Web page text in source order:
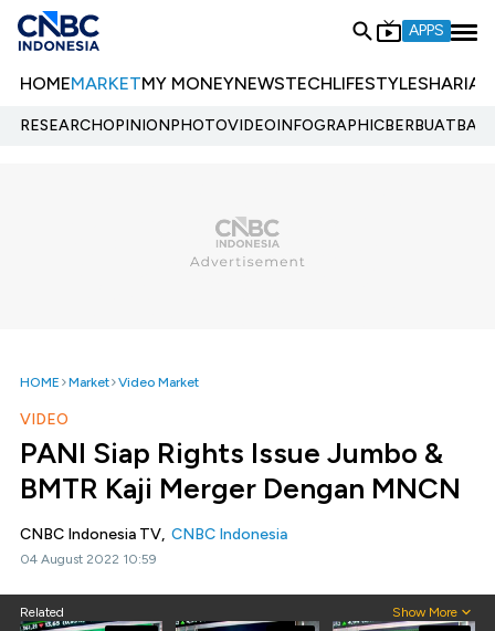
APPS
HOMEMARKETMY MONEYNEWSTECHLIFESTYLESHARIA
RESEARCHOPINIONPHOTOVIDEOINFOGRAPHIC
HOME Market Video Market
VIDEO
PANI Siap Rights Issue Jumbo &
BMTR Kaji Merger Dengan MNCN
CNBC Indonesia TV, CNBC Indonesia
04 August 2022 10:59
Related Show More